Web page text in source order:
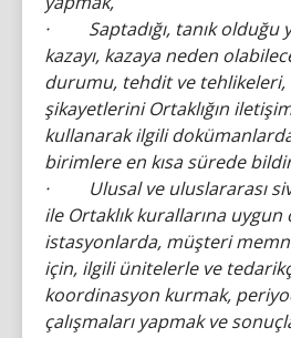
· Saptadığı, tanık olduğu
kazayı, kazaya neden
durumu, tehdit ve
şikayetlerini Ortaklığın
kullanarak ilgili
birimlere en kısa sürede
· Ulusal ve uluslararası
ile Ortaklık kurallarına uygun
istasyonlarda, müşteri
için, ilgili ünitelerle ve
koordinasyon kurmak,
çalışmaları yapmak ve